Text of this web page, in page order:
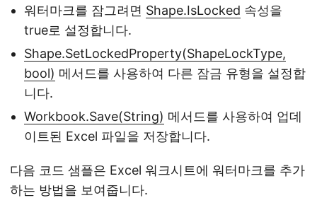
워터마크를 잠그려면 Shape.IsLocked 속성을
true로 설정합니다.
Shape.SetLockedProperty(ShapeLockType,
bool) 메서드를 사용하여 다른 잠금 유형을 설정합
니다.
Workbook.Save(String) 메서드를 사용하여 업데
이트된 Excel 파일을 저장합니다.
다음 코드 샘플은 Excel 워크시트에 워터마크를 추가
하는 방법을 보여줍니다.